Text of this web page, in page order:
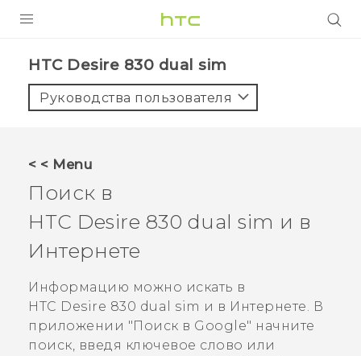
5G
VIVERSE
ПОДДЕРЖКА
HTC Desire 830 dual sim‎
Руководства пользователя
< < Menu
Поиск в
HTC Desire 830 dual sim и в
Интернете
Информацию можно искать в
HTC Desire 830 dual sim и в Интернете. В
приложении "‍ Поиск в Google"‍ начните
поиск, введя ключевое слово или